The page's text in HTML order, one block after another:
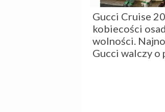
Gucci Cruise
kobiecości
wolności.
Gucci walczy o